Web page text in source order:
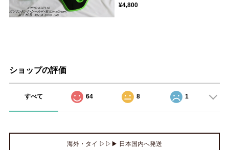
¥4,800
ショップの評価
すべて 64 8 1
海外・タイ ▷▷▶ 日本国内へ発送